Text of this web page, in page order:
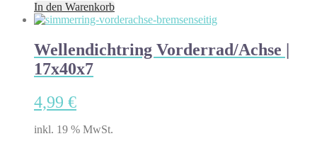
In den Warenkorb
Wellendichtring Vorderrad/Achse |
17x40x7
4,99 €
inkl. 19 % MwSt.